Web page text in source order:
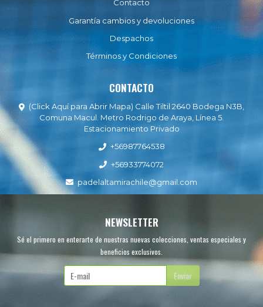
Contacto
Garantía cambios y devoluciones
Despachos
Términos y Condiciones
CONTACTO
(Click Aquí para Abrir Mapa) Calle Tiltil 2640 Bodega N3B,
Comuna Macul. Metro Rodrigo de Araya, Línea 5.
Estacionamiento Privado
+56987764538
+56933774072
padelaltamirachile@gmail.com
NEWSLETTER
Sé el primero en enterarte de nuestras nuevas colecciones, ventas especiales y
beneficios exclusivos.
Enviar